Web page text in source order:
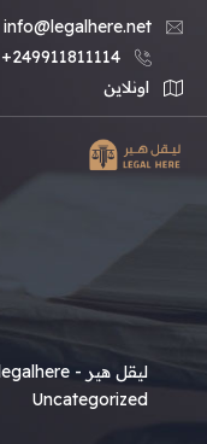
info@legalhere.net
249911811114+
اونلاين
ليقل هير - legalhere
Uncategorized